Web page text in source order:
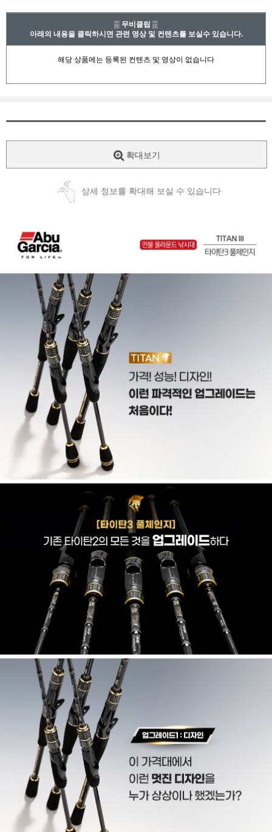
▒ 무비클립 ▒
아래의 내용을 클릭하시면 관련 영상 및 컨텐츠를 보실수 있습니다.
확대보기
상세 정보를 확대해 보실 수 있습니다